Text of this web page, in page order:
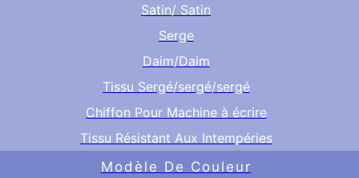
Satin/ Satin
Serge
Daim/Daim
Tissu Sergé/sergé/sergé
Chiffon Pour Machine à écrire
Tissu Résistant Aux Intempéries
Modèle De Couleur